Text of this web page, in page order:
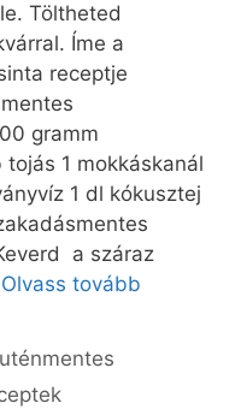
Töltheted
Íme a
receptje
gramm
1 mokkáskanál
1 dl kókusztej
a száraz
Olvass tovább